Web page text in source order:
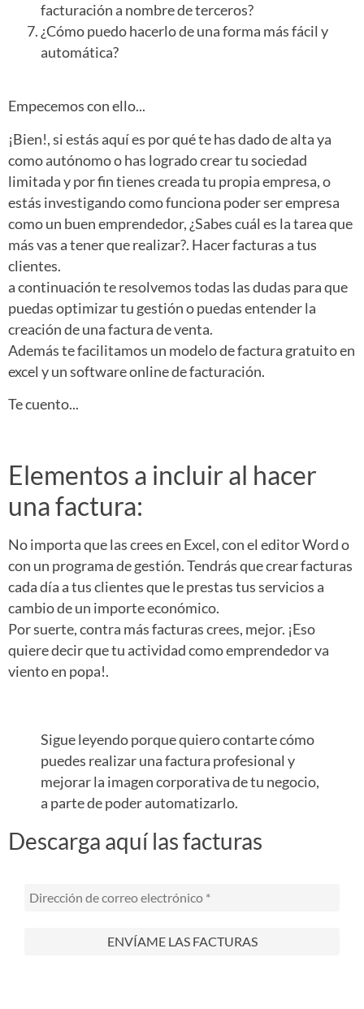
facturación a nombre de terceros?
¿Cómo puedo hacerlo de una forma más fácil y
automática?
Empecemos con ello...
¡Bien!, si estás aquí es por qué te has dado de alta ya
como autónomo o has logrado crear tu sociedad
limitada y por fin tienes creada tu propia empresa, o
estás investigando como funciona poder ser empresa
como un buen emprendedor, ¿Sabes cuál es la tarea que
más vas a tener que realizar?. Hacer facturas a tus
clientes.
a continuación te resolvemos todas las dudas para que
puedas optimizar tu gestión o puedas entender la
creación de una factura de venta.
Además te facilitamos un modelo de factura gratuito en
excel y un software online de facturación.
Te cuento...
Elementos a incluir al hacer
una factura:
No importa que las crees en Excel, con el editor Word o
con un programa de gestión. Tendrás que crear facturas
cada día a tus clientes que le prestas tus servicios a
cambio de un importe económico.
Por suerte, contra más facturas crees, mejor. ¡Eso
quiere decir que tu actividad como emprendedor va
viento en popa!.
Sigue leyendo porque quiero contarte cómo
puedes realizar una factura profesional y
mejorar la imagen corporativa de tu negocio,
a parte de poder automatizarlo.
Descarga aquí las facturas